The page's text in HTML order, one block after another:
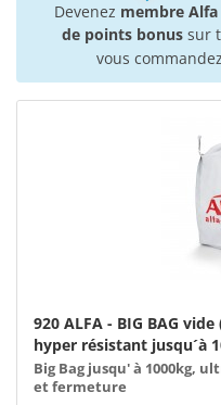
Devenez membre Alfa
de points bonussur
vous
920 ALFA - BIG BAG
hyper résistant jusqu´à
Big Bag jusqu' à 1000kg,
et fermeture